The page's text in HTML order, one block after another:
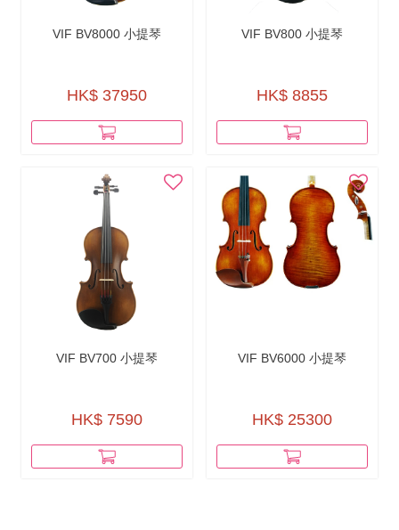
VIF BV8000 小提琴
HK$ 37950
VIF BV800 小提琴
HK$ 8855
VIF BV700 小提琴
HK$ 7590
VIF BV6000 小提琴
HK$ 25300